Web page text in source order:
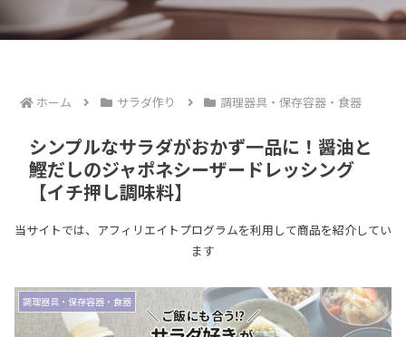
ホーム サラダ作り 調理器具・保存容器・食器
シンプルなサラダがおかず一品に！醤油と
鰹だしのジャポネシーザードレッシング
【イチ押し調味料】
当サイトでは、アフィリエイトプログラムを利用して商品を紹介してい
ます
調理器具・保存容器・食器